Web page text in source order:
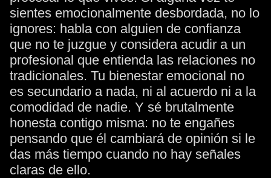
sientes emocionalmente desbordada, no lo
ignores: habla con alguien de confianza
que no te juzgue y considera acudir a un
profesional que entienda las relaciones no
tradicionales. Tu bienestar emocional no
es secundario a nada, ni al acuerdo ni a la
comodidad de nadie. Y sé brutalmente
honesta contigo misma: no te engañes
pensando que él cambiará de opinión si le
das más tiempo cuando no hay señales
claras de ello.